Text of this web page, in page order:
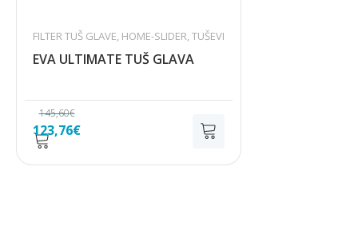
145,60€
Izvorna
cijena
bila
123,76€Trenutna
je:
FILTER TUŠ GLAVE, HOME-SLIDER,TUŠEVI
EVA ULTIMATE TUŠ GLAVA